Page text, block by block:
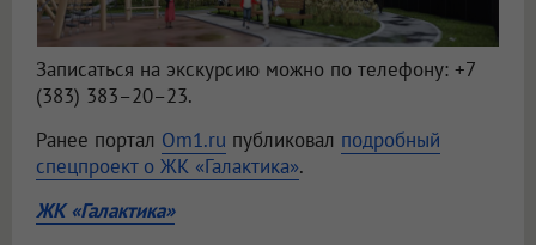
Записаться на экскурсию можно по телефону: +7
(383) 383–20–23.
Ранее портал Om1.ru публиковал подробный
спецпроект о ЖК «Галактика».
ЖК «Галактика»